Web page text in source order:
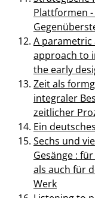
Plattformen
A parametric
approach to
the early
Zeit als
integraler
zeitlicher
Ein
Sechs und
Gesänge :
als auch für
Werk